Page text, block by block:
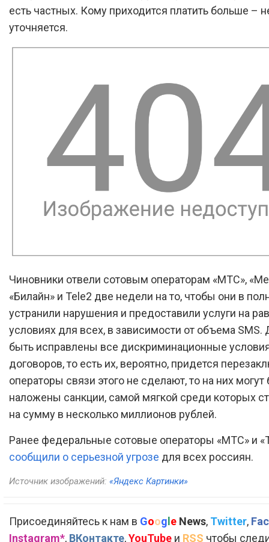
есть частных. Кому приходится платить больше –
уточняется.
Чиновники отвели сотовым операторам «МТС»,
«Билайн» и Tele2 две недели на то, чтобы они в
устранили нарушения и предоставили услуги на
условиях для всех, в зависимости от объема
быть исправлены все дискриминационные
договоров, то есть их, вероятно, придется
операторы связи этого не сделают, то на них могут
наложены санкции, самой мягкой среди которых
на сумму в несколько миллионов рублей.
Ранее федеральные сотовые операторы «МТС» и
сообщили о серьезной угрозе для всех россиян.
Источник изображений: «Яндекс Картинки»
Присоединяйтесь к нам в Google News, Twitter,
Instagram*, ВКонтакте,YouTube и RSS чтобы